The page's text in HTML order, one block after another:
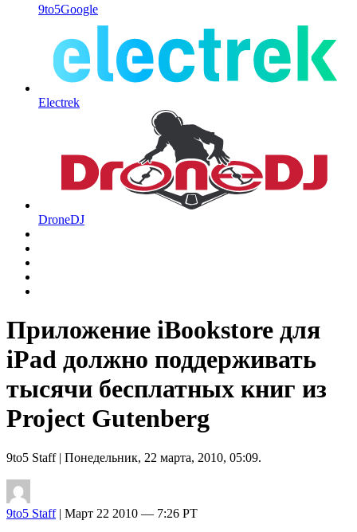
9to5Google
Electrek
DroneDJ
Приложение iBookstore для
iPad должно поддерживать
тысячи бесплатных книг из
Project Gutenberg
9to5 Staff| Понедельник, 22 марта, 2010, 05:09.
9to5 Staff| Март 22 2010 — 7:26 PT